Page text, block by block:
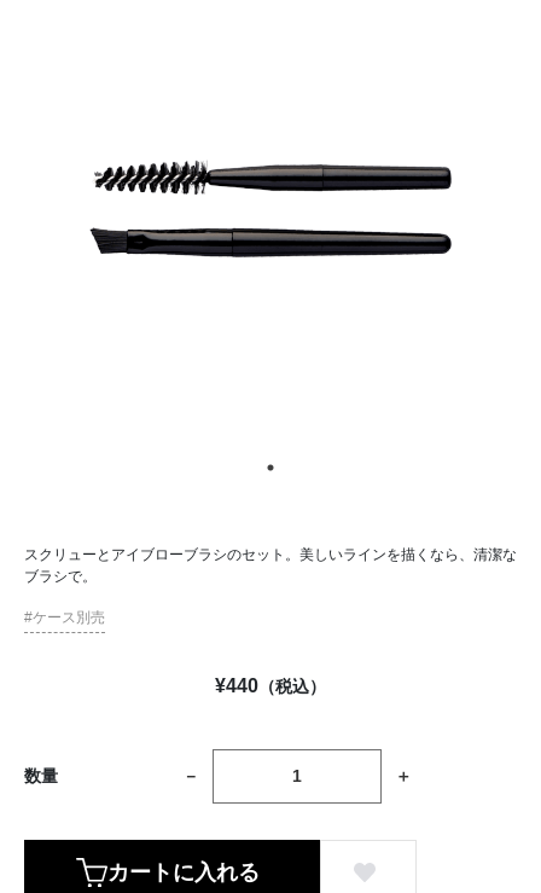
スクリューとアイブローブラシのセット。美しいラインを描くなら、清潔な
ブラシで。
ケース別売
¥440 （税込）
数量
カートに入れる